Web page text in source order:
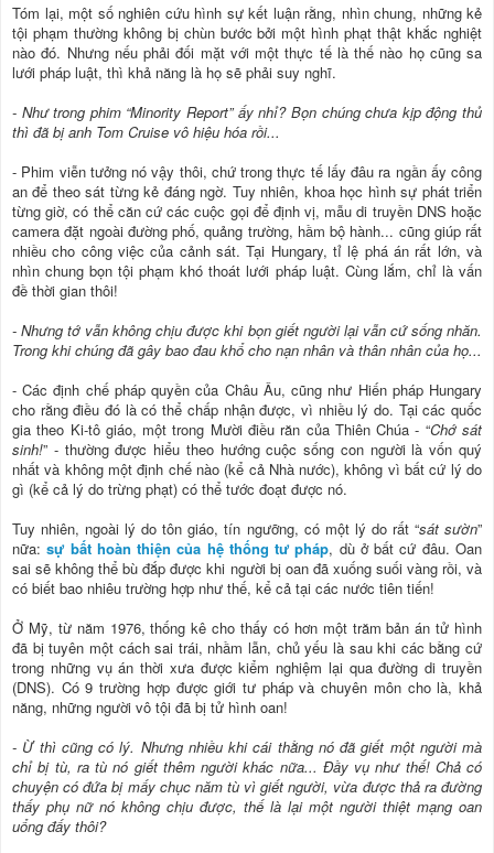
Tóm lại, một số nghiên cứu hình sự kết luận rằng, nhìn chung, những kẻ
tội phạm thường không bị chùn bước bởi một hình phạt thật khắc nghiệt
nào đó. Nhưng nếu phải đối mặt với một thực tế là thế nào họ cũng sa
lưới pháp luật, thì khả năng là họ sẽ phải suy nghĩ.
- Như trong phim “Minority Report” ấy nhỉ? Bọn chúng chưa kịp động thủ
thì đã bị anh Tom Cruise vô hiệu hóa rồi...
- Phim viễn tưởng nó vậy thôi, chứ trong thực tế lấy đâu ra ngần ấy công
an để theo sát từng kẻ đáng ngờ. Tuy nhiên, khoa học hình sự phát triển
từng giờ, có thể căn cứ các cuộc gọi để định vị, mẫu di truyền DNS hoặc
camera đặt ngoài đường phố, quảng trường, hầm bộ hành... cũng giúp rất
nhiều cho công việc của cảnh sát. Tại Hungary, tỉ lệ phá án rất lớn, và
nhìn chung bọn tội phạm khó thoát lưới pháp luật. Cùng lắm, chỉ là vấn
đề thời gian thôi!
- Nhưng tớ vẫn không chịu được khi bọn giết người lại vẫn cứ sống nhăn.
Trong khi chúng đã gây bao đau khổ cho nạn nhân và thân nhân của họ...
- Các định chế pháp quyền của Châu Âu, cũng như Hiến pháp Hungary
cho rằng điều đó là có thể chấp nhận được, vì nhiều lý do. Tại các quốc
gia theo Ki-tô giáo, một trong Mười điều răn của Thiên Chúa - “Chớ sát
sinh!” - thường được hiểu theo hướng cuộc sống con người là vốn quý
nhất và không một định chế nào (kể cả Nhà nước), không vì bất cứ lý do
gì (kể cả lý do trừng phạt) có thể tước đoạt được nó.
Tuy nhiên, ngoài lý do tôn giáo, tín ngưỡng, có một lý do rất “sát sườn”
nữa:sự bất hoàn thiện của hệ thống tư pháp, dù ở bất cứ đâu. Oan
sai sẽ không thể bù đắp được khi người bị oan đã xuống suối vàng rồi, và
có biết bao nhiêu trường hợp như thế, kể cả tại các nước tiên tiến!
Ở Mỹ, từ năm 1976, thống kê cho thấy có hơn một trăm bản án tử hình
đã bị tuyên một cách sai trái, nhầm lẫn, chủ yếu là sau khi các bằng cứ
trong những vụ án thời xưa được kiểm nghiệm lại qua đường di truyền
(DNS). Có 9 trường hợp được giới tư pháp và chuyên môn cho là, khả
năng, những người vô tội đã bị tử hình oan!
- Ừ thì cũng có lý. Nhưng nhiều khi cái thằng nó đã giết một người mà
chỉ bị tù, ra tù nó giết thêm người khác nữa... Đầy vụ như thế! Chả có
chuyện có đứa bị mấy chục năm tù vì giết người, vừa được thả ra đường
thấy phụ nữ nó không chịu được, thế là lại một người thiệt mạng oan
uổng đấy thôi?